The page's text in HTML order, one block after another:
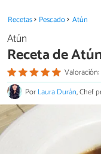
Recetas Pescado Atún
Atún
Receta de
Valoración:
PorLaura Durán, Chef